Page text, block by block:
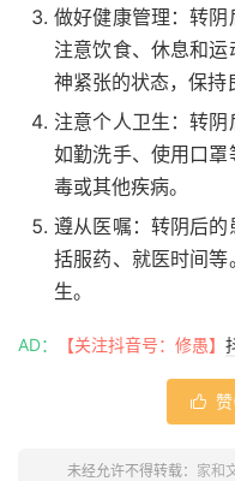
做好健康管理：转
注意饮食、休息和
神紧张的状态，保持
注意个人卫生：转阴
如勤洗手、使用口
毒或其他疾病。
遵从医嘱：转阴后
括服药、就医时间
生。
AD： 【关注抖音号：修愚】

未经允许不得转载： 家和